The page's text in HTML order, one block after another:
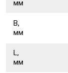
мм
В,
мм
L,
мм